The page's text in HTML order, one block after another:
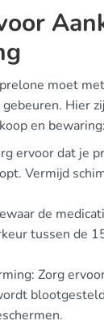
moet
Hier
en bewaring:
ervoor dat je
Vermijd
de
tussen de
Zorg